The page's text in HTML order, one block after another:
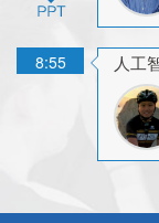
8:55
人工